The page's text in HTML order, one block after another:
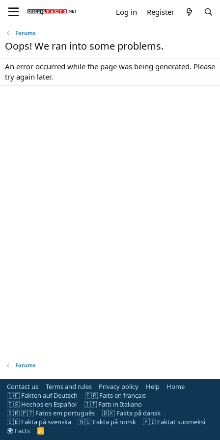
Log in Register
Forums
Oops! We ran into some problems.
An error occurred while the page was being generated. Please
try again later.
Forums
Contact us Terms and rules Privacy policy Help
Home
🇩🇪 Fakten auf Deutsch
🇫🇷 Faits en français
🇪🇸 Hechos en Español
🇮🇹 Fatti in Italiano
🇧🇷 🇵🇹 Fatos em português
🇩🇰 Fakta på dansk
🇸🇪 Fakta på svenska
🇳🇴 Fakta på norsk
🇫🇮 Faktat suomeksi
🌍 Facts
R